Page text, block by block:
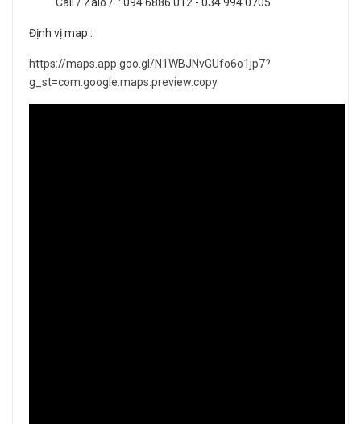
Định vị map :
https://maps.app.goo.gl/N1WBJNvGUfo6o1jp7?
g_st=com.google.maps.preview.copy